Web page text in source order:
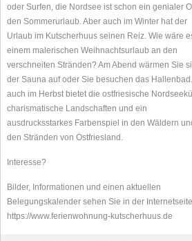
oder Surfen, die Nordsee ist schon ein genialer
den Sommerurlaub. Aber auch im Winter hat der
Urlaub im Kutscherhuus seinen Reiz. Wie wäre
einem malerischen Weihnachtsurlaub an den
verschneiten Stränden? Am Abend wärmen Sie
der Sauna auf oder Sie besuchen das
auch im Herbst bietet die ostfriesische
charismatische Landschaften und ein
ausdrucksstarkes Farbenspiel in den Wäldern
den Stränden von Ostfriesland.
Interesse?
Bilder, Informationen und einen aktuellen
Belegungskalender sehen Sie in der
https://www.ferienwohnung-kutscherhuus.de